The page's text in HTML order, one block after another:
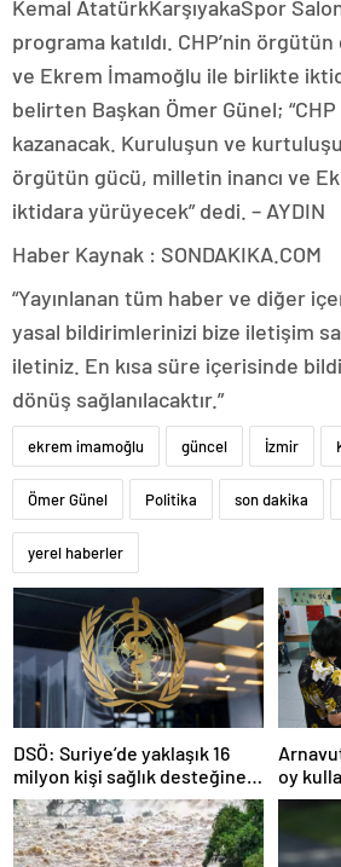
Kemal AtatürkKarşıyakaSpor
programa katıldı. CHP’nin
ve Ekrem İmamoğlu ile birlikte
belirten Başkan Ömer Günel;
kazanacak. Kuruluşun ve
örgütün gücü, milletin inancı ve
iktidara yürüyecek” dedi. – AYDIN
Haber Kaynak : SONDAKIKA.COM
“Yayınlanan tüm haber ve diğer
yasal bildirimlerinizi bize iletişim
iletiniz. En kısa süre içerisinde
dönüş sağlanılacaktır.”
ekrem imamoğlu güncel İzmir
Ömer Günel Politika son dakika
yerel haberler
DSÖ: Suriye’de yaklaşık 16
milyon kişi sağlık desteğine
ihtiyaç duyuyor
oy